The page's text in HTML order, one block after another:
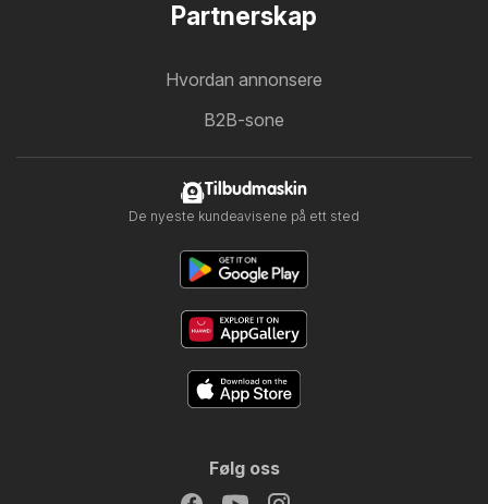
Partnerskap
Hvordan annonsere
B2B-sone
Tilbudmaskin
De nyeste kundeavisene på ett sted
Følg oss